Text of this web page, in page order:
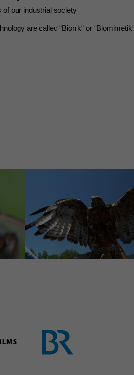
our industrial society.
are called “Bionik“ or
Informationen anzeigen